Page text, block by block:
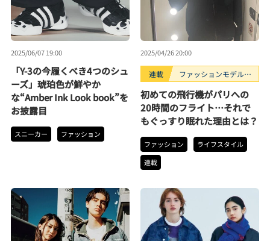
2025/06/07 19:00
「Y-3の今履くべき4つのシュ
ーズ」琥珀色が鮮やか
な“Amber Ink Look book”を
お披露目
スニーカー ファッション
2025/04/26 20:00
連載
ファッションモデルの
初めての飛行機がパリへの
20時間のフライト…それで
もぐっすり眠れた理由とは？
ファッション
ライフスタイル
連載